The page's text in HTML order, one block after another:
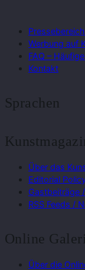
Werbung auf
FAQ –
Kontakt
Sprachen
Über das
Editorial
Gastbeiträge
RSS Feeds /
Online
Über die